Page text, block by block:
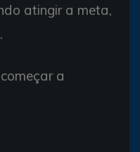
atingir a meta,
a